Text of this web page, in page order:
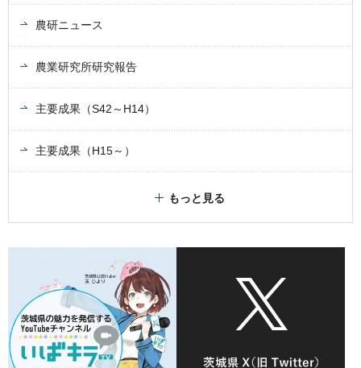
農研ニュース
農業研究所研究報告
主要成果（S42～H14）
主要成果（H15～）
もっと見る